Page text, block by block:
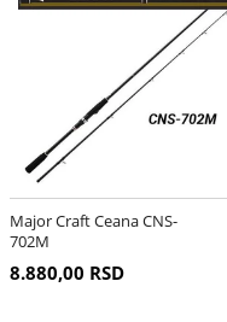
Major Craft Ceana CNS-
702M
8.880,00 RSD